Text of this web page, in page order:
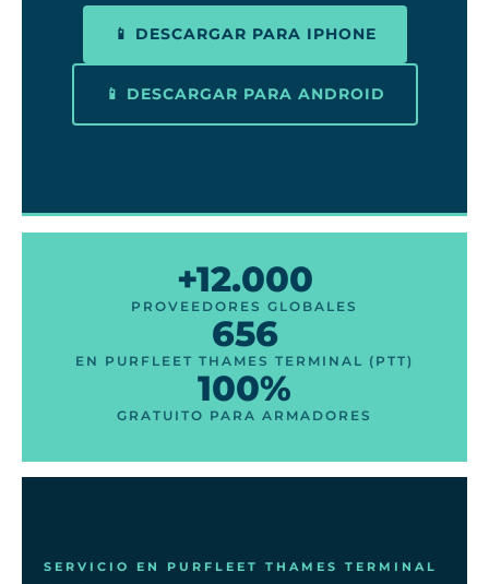
📱 DESCARGAR PARA IPHONE
📱 DESCARGAR PARA ANDROID
+12.000
PROVEEDORES GLOBALES
656
EN PURFLEET THAMES TERMINAL (PTT)
100%
GRATUITO PARA ARMADORES
SERVICIO EN PURFLEET THAMES TERMINAL